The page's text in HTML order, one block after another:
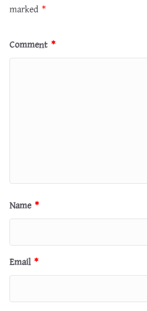
marked *
Comment *
Name *
Email *